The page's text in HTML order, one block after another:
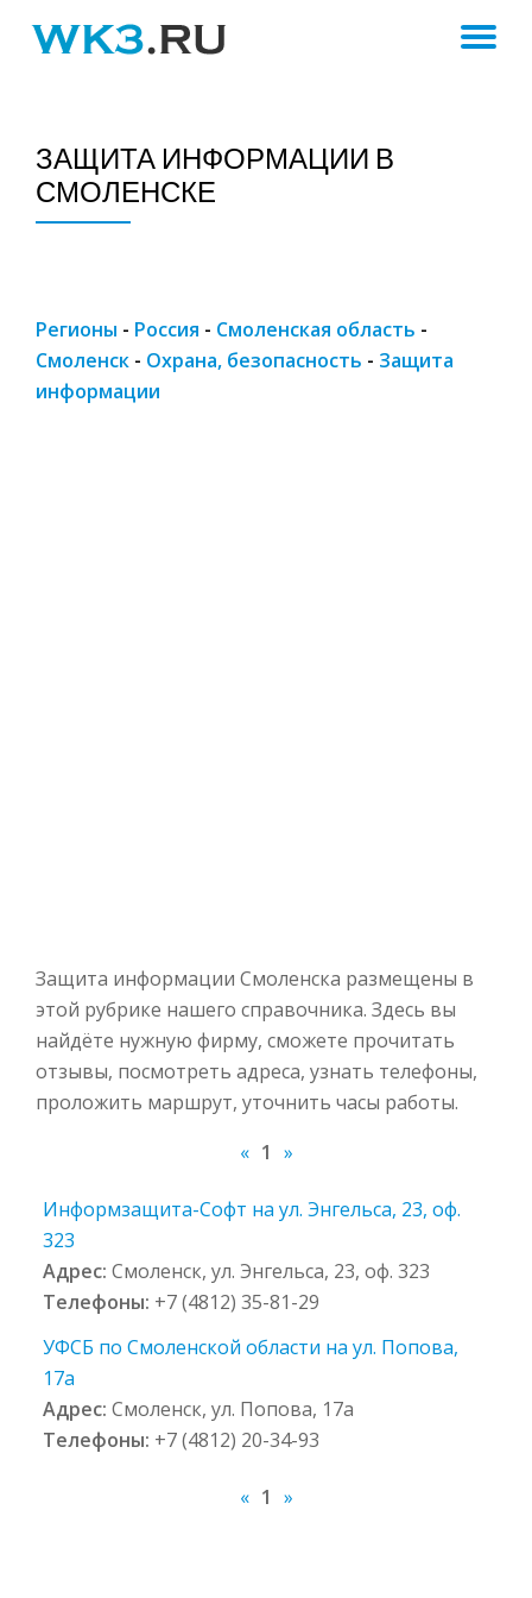
ЗАЩИТА ИНФОРМАЦИИ В
СМОЛЕНСКЕ
Регионы - Россия - Смоленская область -
Смоленск - Охрана, безопасность - Защита
информации
Защита информации Смоленска размещены в
этой рубрике нашего справочника. Здесь вы
найдёте нужную фирму, сможете прочитать
отзывы, посмотреть адреса, узнать телефоны,
проложить маршрут, уточнить часы работы.
« 1 »
Информзащита-Софт на ул. Энгельса, 23, оф.
323
Адрес:Смоленск, ул. Энгельса, 23, оф. 323
Телефоны: +7 (4812) 35-81-29
УФСБ по Смоленской области на ул. Попова,
17а
Адрес:Смоленск, ул. Попова, 17а
Телефоны: +7 (4812) 20-34-93
« 1 »